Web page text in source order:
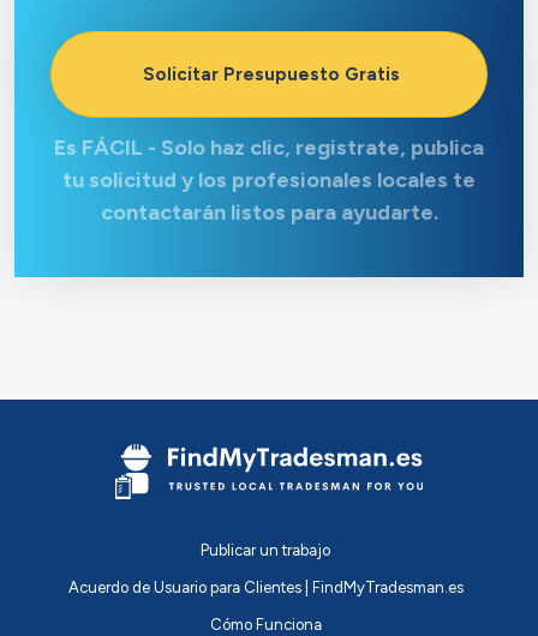
Solicitar Presupuesto Gratis
Es FÁCIL - Solo haz clic, registrate, publica
tu solicitud y los profesionales locales te
contactarán listos para ayudarte.
Publicar un trabajo
Acuerdo de Usuario para Clientes | FindMyTradesman.es
Cómo Funciona